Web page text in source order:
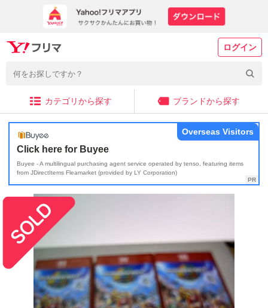
ログイン
カテゴリから探す ブランドから探す
Click here for Buyee
Buyee - A multilingual purchasing agent service operated by tenso, featuring items
from JDirectItems Fleamarket (provided by LY Corporation)
Overseas Visitors